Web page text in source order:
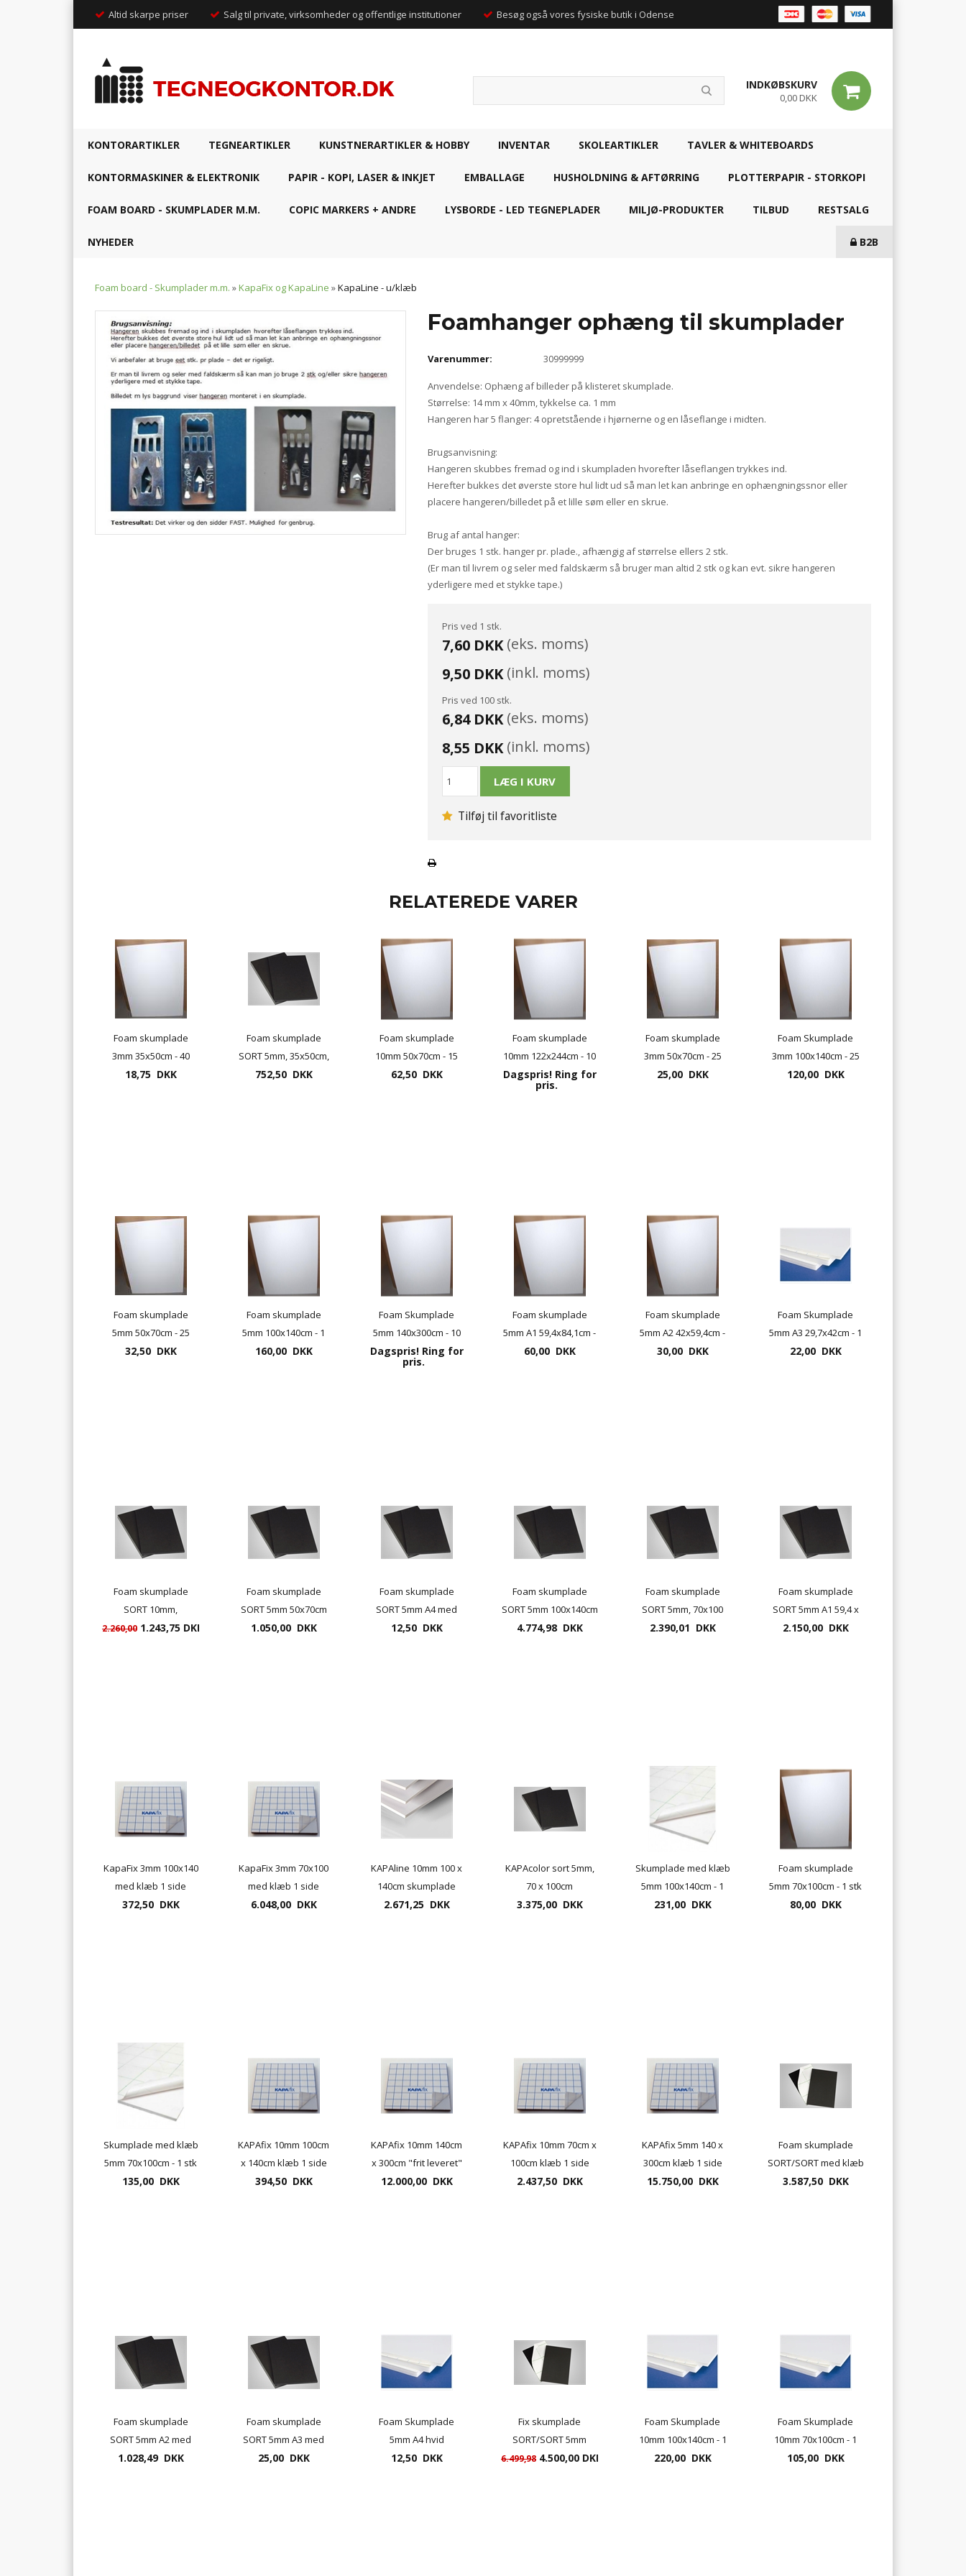
Altid skarpe priser Salg til private, virksomheder og offentlige institutioner Besøg også vores fysiske butik i Odense
INDKØBSKURV
0,00 DKK
KONTORARTIKLER TEGNEARTIKLER KUNSTNERARTIKLER & HOBBY INVENTAR SKOLEARTIKLER TAVLER & WHITEBOARDS
KONTORMASKINER & ELEKTRONIK PAPIR - KOPI, LASER & INKJET EMBALLAGE HUSHOLDNING & AFTØRRING PLOTTERPAPIR - STORKOPI
FOAM BOARD - SKUMPLADER M.M. COPIC MARKERS + ANDRE LYSBORDE - LED TEGNEPLADER MILJØ-PRODUKTER TILBUD RESTSALG
NYHEDER B2B
Foam board - Skumplader m.m. »KapaFix og KapaLine »KapaLine - u/klæb
Foamhanger ophæng til skumplader
Varenummer: 30999999
Anvendelse: Ophæng af billeder på klisteret skumplade.
Størrelse: 14 mm x 40mm, tykkelse ca. 1 mm
Hangeren har 5 flanger: 4 opretstående i hjørnerne og en låseflange i midten.
Brugsanvisning:
Hangeren skubbes fremad og ind i skumpladen hvorefter låseflangen trykkes ind.
Herefter bukkes det øverste store hul lidt ud så man let kan anbringe en ophængningssnor eller
placere hangeren/billedet på et lille søm eller en skrue.
Brug af antal hanger:
Der bruges 1 stk. hanger pr. plade., afhængig af størrelse ellers 2 stk.
(Er man til livrem og seler med faldskærm så bruger man altid 2 stk og kan evt. sikre hangeren
yderligere med et stykke tape.)
Pris ved 1 stk.
7,60 DKK(eks. moms)
9,50 DKK(inkl. moms)
Pris ved 100 stk.
6,84 DKK(eks. moms)
8,55 DKK(inkl. moms)
Tilføj til favoritliste
RELATEREDE VARER
Foam skumplade
3mm 35x50cm - 40
plader pr. pakke
18,75 DKK
Foam skumplade
SORT 5mm, 35x50cm,
med sort kærne
752,50 DKK
Foam skumplade
10mm 50x70cm - 15
plader pr. pakke
62,50 DKK
Foam skumplade
10mm 122x244cm - 10
plader pr. pakke
Dagspris! Ring for
pris.
Foam skumplade
3mm 50x70cm - 25
plader pr. pakke
25,00 DKK
Foam Skumplade
3mm 100x140cm - 25
plader pr. pakke
120,00 DKK
Foam skumplade
5mm 50x70cm - 25
plader pr. pakke
32,50 DKK
Foam skumplade
5mm 100x140cm - 1
stk
160,00 DKK
Foam Skumplade
5mm 140x300cm - 10
plader pr. pakke
Dagspris! Ring for
pris.
Foam skumplade
5mm A1 59,4x84,1cm -
10 plader pr. pakke
60,00 DKK
Foam skumplade
5mm A2 42x59,4cm -
20 plader pr. pakke
30,00 DKK
Foam Skumplade
5mm A3 29,7x42cm - 1
stk.
22,00 DKK
Foam skumplade
SORT 10mm,
70x100cm, med sort
2.260,00 1.243,75 DKK
Foam skumplade
SORT 5mm 50x70cm
med sort kærne 25 stk
1.050,00 DKK
Foam skumplade
SORT 5mm A4 med
sort kærne
12,50 DKK
Foam skumplade
SORT 5mm 100x140cm
med sort kerne - 25
4.774,98 DKK
Foam skumplade
SORT 5mm, 70x100
uden KLÆB - 25 stk
2.390,01 DKK
Foam skumplade
SORT 5mm A1 59,4 x
84,1cm med sort
2.150,00 DKK
KapaFix 3mm 100x140
med klæb 1 side
372,50 DKK
KapaFix 3mm 70x100
med klæb 1 side
6.048,00 DKK
KAPAline 10mm 100 x
140cm skumplade
uden klæb " frit
2.671,25 DKK
KAPAcolor sort 5mm,
70 x 100cm
opklæbningsplade
3.375,00 DKK
Skumplade med klæb
5mm 100x140cm - 1
stk
231,00 DKK
Foam skumplade
5mm 70x100cm - 1 stk
80,00 DKK
Skumplade med klæb
5mm 70x100cm - 1 stk
135,00 DKK
KAPAfix 10mm 100cm
x 140cm klæb 1 side
skumplader "frit
394,50 DKK
KAPAfix 10mm 140cm
x 300cm "frit leveret"
12.000,00 DKK
KAPAfix 10mm 70cm x
100cm klæb 1 side
skumplader
2.437,50 DKK
KAPAfix 5mm 140 x
300cm klæb 1 side
18stk. pr. æske "frit
15.750,00 DKK
Foam skumplade
SORT/SORT med klæb
5mm 70x100cm med
3.587,50 DKK
Foam skumplade
SORT 5mm A2 med
sort kærne 25 stk. pr.
1.028,49 DKK
Foam skumplade
SORT 5mm A3 med
sort kærne
25,00 DKK
Foam Skumplade
5mm A4 hvid
21x29,7cm - 1 stk.
12,50 DKK
Fix skumplade
SORT/SORT 5mm
100x140 med klæb 1
6.499,98 4.500,00 DKK
Foam Skumplade
10mm 100x140cm - 1
stk
220,00 DKK
Foam Skumplade
10mm 70x100cm - 1
stk
105,00 DKK